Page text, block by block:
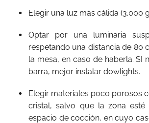
Elegir una luz más cálida (3.000
Optar por una luminaria
respetando una distancia de 80
la mesa, en caso de haberla. SI
barra, mejor instalar dowlights.
Elegir materiales poco porosos
cristal, salvo que la zona esté
espacio de cocción, en cuyo